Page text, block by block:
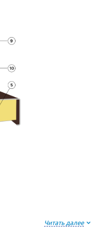
Читать далее